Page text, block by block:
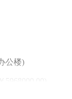
公楼)